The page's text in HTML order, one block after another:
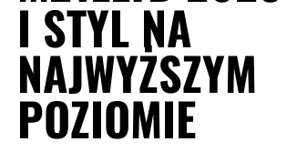
I STYL NA
NAJWYŻSZYM
POZIOMIE